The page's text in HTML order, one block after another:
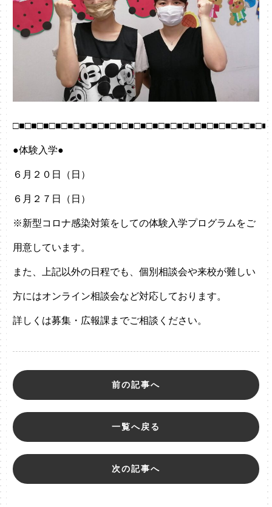
●体験入学●
６月２０日（日）
６月２７日（日）
※新型コロナ感染対策をしての体験入学プログラムをご
用意しています。
また、上記以外の日程でも、個別相談会や来校が難しい
方にはオンライン相談会など対応しております。
詳しくは募集・広報課までご相談ください。
前の記事へ
一覧へ戻る
次の記事へ